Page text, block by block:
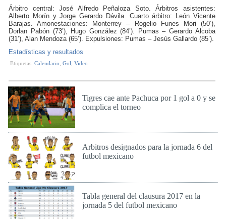
Árbitro central: José Alfredo Peñaloza Soto. Árbitros asistentes:
Alberto Morín y Jorge Gerardo Dávila. Cuarto árbitro: León Vicente
Barajas. Amonestaciones: Monterrey – Rogelio Funes Mori (50’),
Dorlan Pabón (73’), Hugo González (84’). Pumas – Gerardo Alcoba
(31’), Alan Mendoza (65’). Expulsiones: Pumas – Jesús Gallardo (85’).
Estadísticas y resultados
Etiquetas: Calendario Gol Video
Tigres cae ante Pachuca por 1 gol a 0 y se
complica el torneo
Arbitros designados para la jornada 6 del
futbol mexicano
Tabla general del clausura 2017 en la
jornada 5 del futbol mexicano